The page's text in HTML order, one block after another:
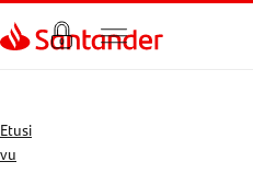
Siirry sivulle
Etusi
vu